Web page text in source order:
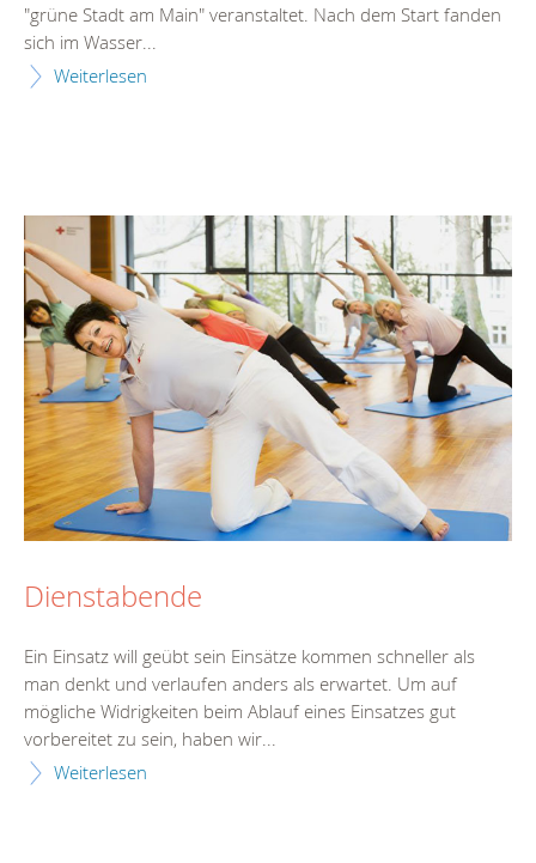
"grüne Stadt am Main" veranstaltet. Nach dem Start fanden
sich im Wasser...
Weiterlesen
Dienstabende
Ein Einsatz will geübt sein Einsätze kommen schneller als
man denkt und verlaufen anders als erwartet. Um auf
mögliche Widrigkeiten beim Ablauf eines Einsatzes gut
vorbereitet zu sein, haben wir...
Weiterlesen